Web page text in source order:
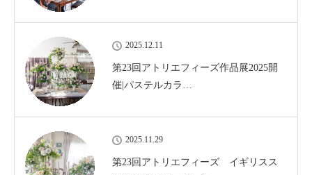
2025.12.11
第23回アトリエフィーズ作品展2025開
催|パステルカラ…
2025.11.29
第23回アトリエフィーズ イギリスス